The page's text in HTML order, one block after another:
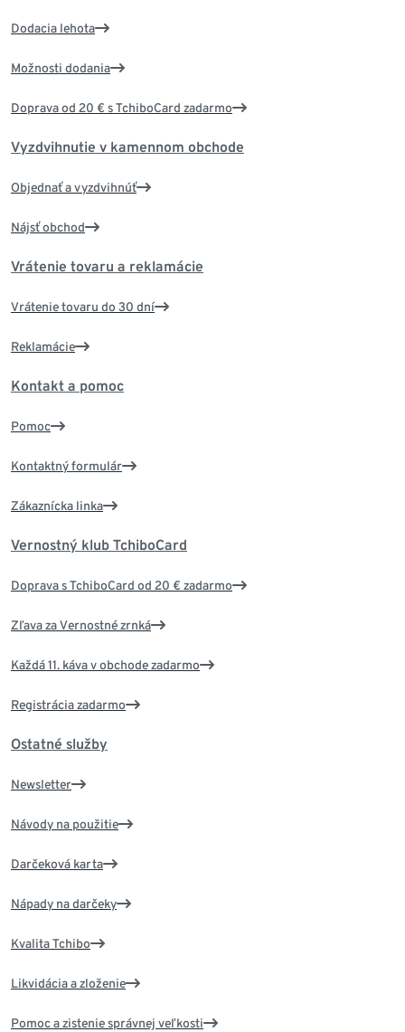
Dodacia lehota
Možnosti dodania
Doprava od 20 € s TchiboCard zadarmo
Vyzdvihnutie v kamennom obchode
Objednať a vyzdvihnúť
Nájsť obchod
Vrátenie tovaru a reklamácie
Vrátenie tovaru do 30 dní
Reklamácie
Kontakt a pomoc
Pomoc
Kontaktný formulár
Zákaznícka linka
Vernostný klub TchiboCard
Doprava s TchiboCard od 20 € zadarmo
Zľava za Vernostné zrnká
Každá 11. káva v obchode zadarmo
Registrácia zadarmo
Ostatné služby
Newsletter
Návody na použitie
Darčeková karta
Nápady na darčeky
Kvalita Tchibo
Likvidácia a zloženie
Pomoc a zistenie správnej veľkosti